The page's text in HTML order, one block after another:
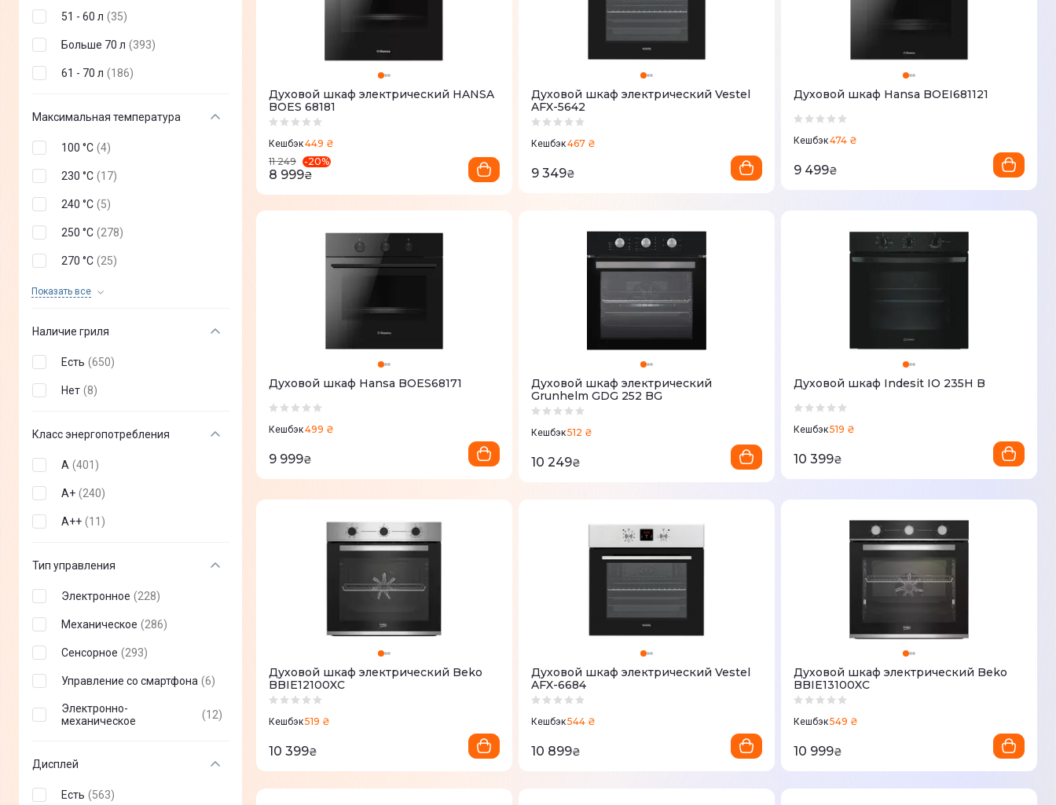
Grunhelm (12
Miele (13)
Hansa (27)
51 - 60 л (35)
Больше 70 л (393)
61 - 70 л (186)
Максимальная температура
100 °C (4)
230 °C (17)
240 °C (5)
250 °С (278)
270 °С (25)
Показать все
275 °С (104
Наличие гриля
Есть (650)
Нет (8)
Класс энергопотребления
А (401 )
А+ (240)
А++ (11 )
Тип управления
Электронное (228)
Механическое (286)
Сенсорное (293)
Управление со смартфона (6)
Электронно-
механическое
(12)
Дисплей
Есть (563)
Духовой шкаф электрический HANSA
BOES 68181
Кешбэк449 ₴
11 249
-20%
8 999₴
Духовой шкаф электрический Vestel
AFX-5642
Кешбэк467 ₴
9 349₴
Духовой шкаф Hansa BOEI681121
Кешбэк474 ₴
9 499₴
Духовой шкаф Hansa BOES68171
Кешбэк499 ₴
9 999₴
Духовой шкаф электрический
Grunhelm GDG 252 BG
Кешбэк512 ₴
10 249₴
Духовой шкаф Indesit IO 235H B
Кешбэк519 ₴
10 399₴
Духовой шкаф электрический Beko
BBIE12100XC
Кешбэк519 ₴
10 399₴
Духовой шкаф электрический Vestel
AFX-6684
Кешбэк544 ₴
10 899₴
Духовой шкаф электрический Beko
BBIE13100XC
Кешбэк549 ₴
10 999₴